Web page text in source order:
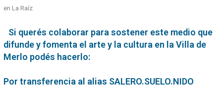
en La Raíz
Si querés colaborar para sostener este medio que
difunde y fomenta el arte y la cultura en la Villa de
Merlo podés hacerlo:
Por transferencia al alias SALERO.SUELO.NIDO